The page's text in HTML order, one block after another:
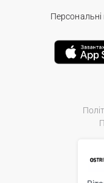
Персональні